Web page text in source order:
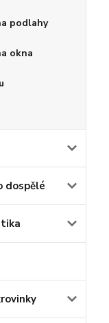
podlahy
okna
dospělé